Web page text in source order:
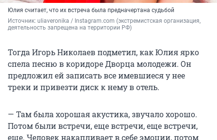
Юлия считает, что их встреча была предначертана судьбой
Источник: uliaveronika / Instagram.com (экстремистская организация,
деятельность запрещена на территории РФ)
Тогда Игорь Николаев подметил, как Юлия ярко
спела песню в коридоре Дворца молодежи. Он
предложил ей записать все имевшиеся у нее
треки и привезти диск к нему в отель.
— Там была хорошая акустика, звучало хорошо.
Потом были встречи, еще встречи, еще встречи,
еще. Человек накапливает в себе эмоции, потом